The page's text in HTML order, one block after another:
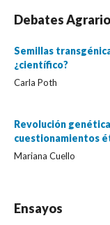
Debates
Semillas
¿científico?
Carla Poth
Revolución
cuestionamientos
Mariana Cuello
Ensayos